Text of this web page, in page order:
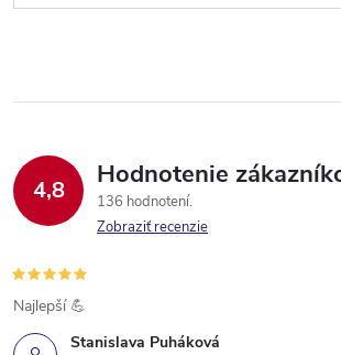
4,8 Hodnotenie
136 hodnotení
Zobraziť recenzie
Stanislava Puháková
Najlepší 💪